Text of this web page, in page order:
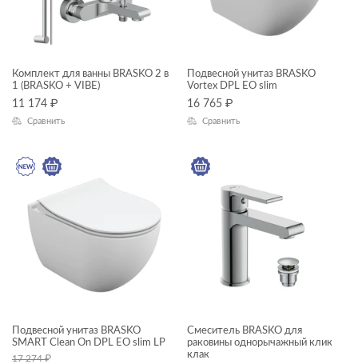
Глубина, см
ЦВЕТ
КОЛЛЕКЦИЯ
Комплект для ванны BRASKO 2 в
1 (BRASKO + VIBE)
11 174 ₽
Сравнить
Подвесной унитаз BRASKO
Vortex DPL EO slim
16 765 ₽
Сравнить
Подвесной унитаз BRASKO
SMART Clean On DPL EO slim LP
17 274₽
Смеситель BRASKO для
раковины однорычажный клик
клак